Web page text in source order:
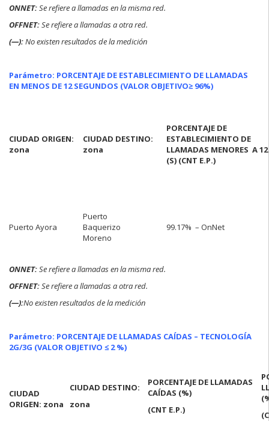
ONNET:Se refiere a llamadas en la misma red.
OFFNET:Se refiere a llamadas a otra red.
(—):No existen resultados de la medición
Parámetro: PORCENTAJE DE ESTABLECIMIENTO DE LLAMADAS
EN MENOS DE 12 SEGUNDOS (VALOR OBJETIVO≥ 96%)
CIUDAD ORIGEN:
zona
CIUDAD DESTINO:
zona
PORCENTAJE DE
ESTABLECIMIENTO DE
LLAMADAS MENORES A 12
(S) (CNT E.P.)
Puerto Ayora
Puerto
Baquerizo
Moreno
99.17% – OnNet
ONNET:Se refiere a llamadas en la misma red.
OFFNET:Se refiere a llamadas a otra red.
(—):No existen resultados de la medición
Parámetro: PORCENTAJE DE LLAMADAS CAÍDAS – TECNOLOGÍA
2G/3G (VALOR OBJETIVO ≤ 2 %)
CIUDAD
ORIGEN: zona
CIUDAD DESTINO:
zona
PORCENTAJE DE LLAMADAS
CAÍDAS (%)
(CNT E.P.)